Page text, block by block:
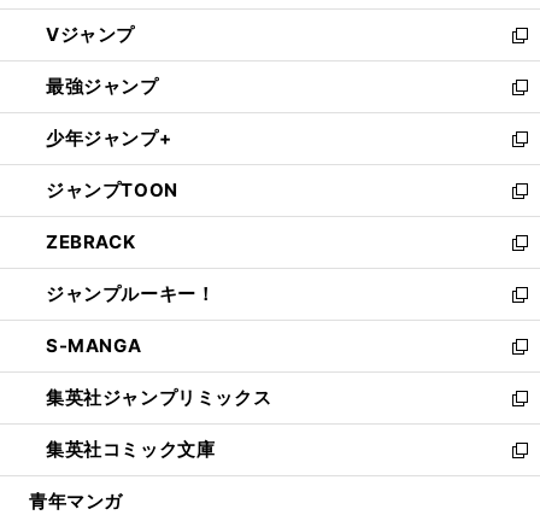
ウ
ィ
ン
ド
ウ
で
開
く
し
い
ウ
ィ
ン
ド
ウ
で
開
く
Vジャンプ
新
し
い
ウ
ィ
ン
ド
ウ
で
開
く
最強ジャンプ
新
し
い
ウ
ィ
ン
ド
ウ
で
開
く
少年ジャンプ+
新
し
い
ウ
ィ
ン
ド
ウ
で
開
く
ジャンプTOON
新
し
い
ウ
ィ
ン
ド
ウ
で
開
く
ZEBRACK
新
し
い
ウ
ィ
ン
ド
ウ
で
開
ジャンプルーキー！
新
し
い
ウ
ィ
ン
ド
ウ
S-MANGA
新
し
い
ウ
ィ
ン
集英社ジャンプリミックス
新
し
い
ウ
集英社コミック文庫
新
し
青年マンガ